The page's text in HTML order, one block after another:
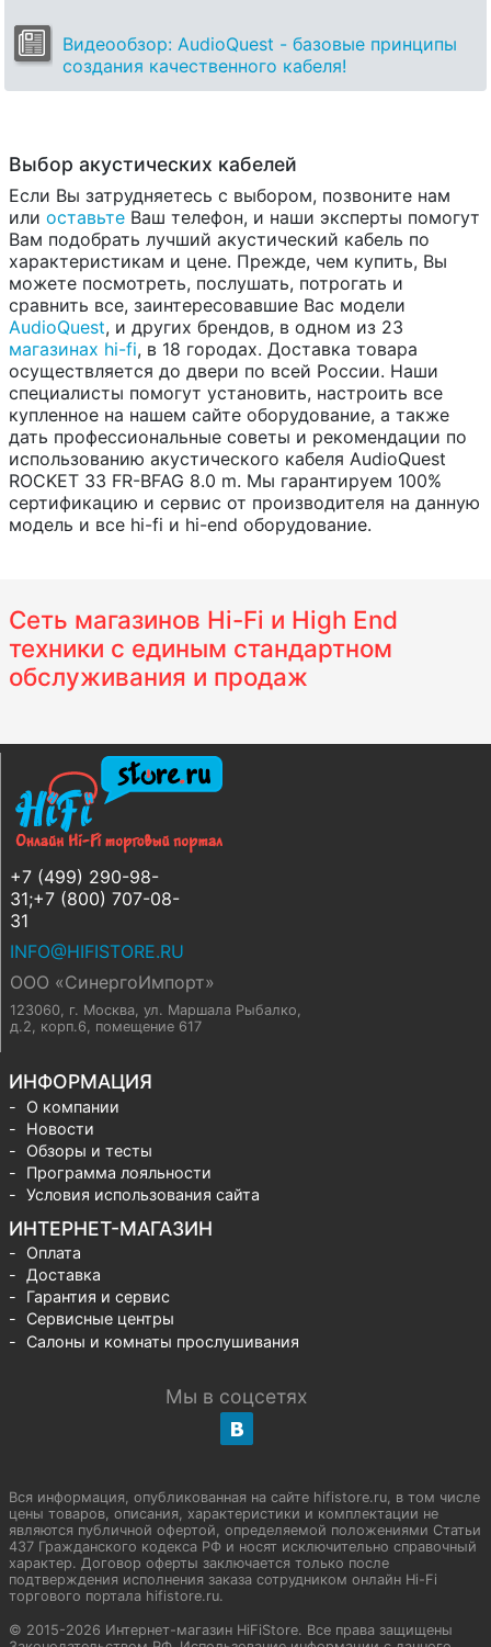
Видеообзор: AudioQuest - базовые принципы
создания качественного кабеля!
Выбор акустических кабелей
Если Вы затрудняетесь с выбором, позвоните нам
или оставьте Ваш телефон, и наши эксперты помогут
Вам подобрать лучший акустический кабель по
характеристикам и цене. Прежде, чем купить, Вы
можете посмотреть, послушать, потрогать и
сравнить все, заинтересовавшие Вас модели
AudioQuest, и других брендов, в одном из 23
магазинах hi-fi, в 18 городах. Доставка товара
осуществляется до двери по всей России. Наши
специалисты помогут установить, настроить все
купленное на нашем сайте оборудование, а также
дать профессиональные советы и рекомендации по
использованию акустического кабеля AudioQuest
ROCKET 33 FR-BFAG 8.0 m. Мы гарантируем 100%
сертификацию и сервис от производителя на данную
модель и все hi-fi и hi-end оборудование.
Сеть магазинов Hi-Fi и High End
техники с единым стандартном
обслуживания и продаж
+7 (499) 290-98-
31;+7 (800) 707-08-
31
INFO@HIFISTORE.RU
ООО «СинергоИмпорт»
123060, г. Москва, ул. Маршала Рыбалко,
д.2, корп.6, помещение 617
ИНФОРМАЦИЯ
О компании
Новости
Обзоры и тесты
Программа лояльности
Условия использования сайта
ИНТЕРНЕТ-МАГАЗИН
Оплата
Доставка
Гарантия и сервис
Сервисные центры
Салоны и комнаты прослушивания
Мы в соцсетях
Вся информация, опубликованная на сайте hifistore.ru, в том числе
цены товаров, описания, характеристики и комплектации не
являются публичной офертой, определяемой положениями Статьи
437 Гражданского кодекса РФ и носят исключительно справочный
характер. Договор оферты заключается только после
подтверждения исполнения заказа сотрудником онлайн Hi-Fi
торгового портала hifistore.ru.
© 2015-2026 Интернет-магазин HiFiStore. Все права защищены